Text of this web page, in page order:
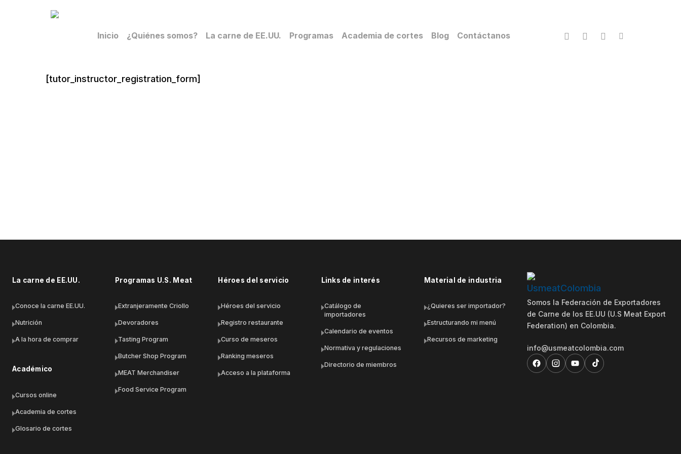
Inicio ¿Quiénes somos? La carne de EE.UU. Programas Academia de cortes Blog Contáctanos facebookyoutubeinstagram
tiktok
[tutor_instructor_registration_form]
La carne de EE.UU.
Conoce la carne EE.UU.
Nutrición
A la hora de comprar
Académico
Cursos online
Academia de cortes
Glosario de cortes
Programas U.S. Meat
Extranjeramente Criollo
Devoradores
Tasting Program
Butcher Shop Program
MEAT Merchandiser
Food Service Program
Héroes del servicio
Héroes del servicio
Registro restaurante
Curso de meseros
Ranking meseros
Acceso a la plataforma
Links de interés
Catálogo de
importadores
Calendario de eventos
Normativa y regulaciones
Directorio de miembros
Material de industria
¿Quieres ser importador?
Estructurando mi menú
Recursos de marketing
Somos la Federación de Exportadores
de Carne de los EE.UU (U.S Meat Export
Federation) en Colombia.
info@usmeatcolombia.com